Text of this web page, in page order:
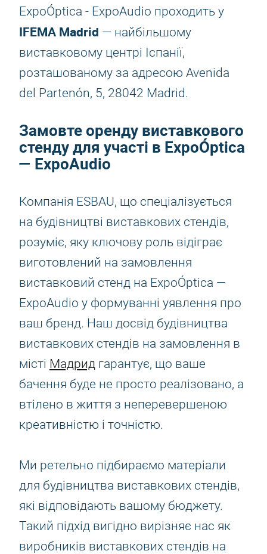
ExpoÓptica - ExpoAudio проходить у
IFEMA Madrid — найбільшому
виставковому центрі Іспанії,
розташованому за адресою Avenida
del Partenón, 5, 28042 Madrid.
Замовте оренду виставкового
стенду для участі в ExpoÓptica
— ExpoAudio
Компанія ESBAU, що спеціалізується
на будівництві виставкових стендів,
розуміє, яку ключову роль відіграє
виготовлений на замовлення
виставковий стенд на ExpoÓptica —
ExpoAudio у формуванні уявлення про
ваш бренд. Наш досвід будівництва
виставкових стендів на замовлення в
місті Мадрид гарантує, що ваше
бачення буде не просто реалізовано, а
втілено в життя з неперевершеною
креативністю і точністю.
Ми ретельно підбираємо матеріали
для будівництва виставкових стендів,
які відповідають вашому бюджету.
Такий підхід вигідно вирізняє нас як
виробників виставкових стендів на